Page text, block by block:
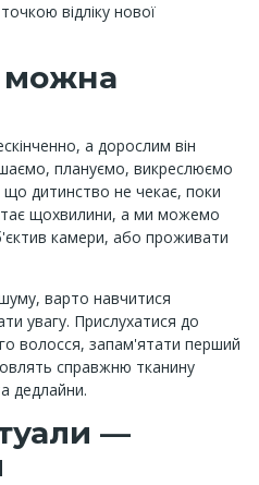
відліку нової
можна
а дорослим він
плануємо, викреслюємо
що дитинство не чекає, поки
щохвилини, а ми можемо
камери, або проживати
варто навчитися
увагу. Прислухатися до
волосся, запам'ятати перший
справжню тканину
дедлайни.
—